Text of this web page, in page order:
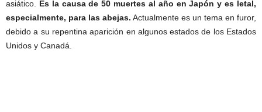
asiático. Es la causa de 50 muertes al año en Japón y es letal,
especialmente, para las abejas. Actualmente es un tema en furor,
debido a su repentina aparición en algunos estados de los Estados
Unidos y Canadá.